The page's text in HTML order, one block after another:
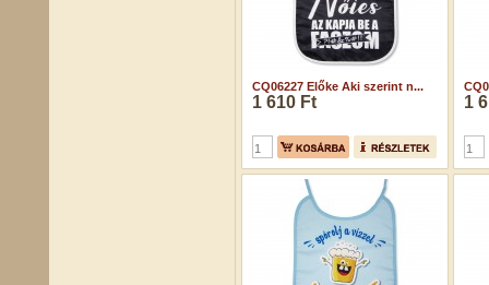
CQ06227 Előke Aki szerint n...
1 610 Ft 1